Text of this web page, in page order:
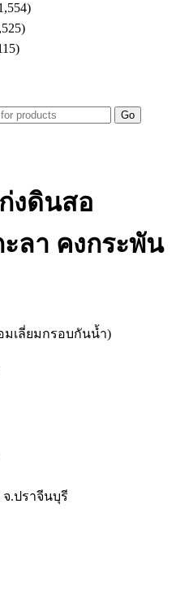
Go
งดินสอ
ลา คงกระพัน
มเลี่ยมกรอบกันน้ำ)
.ปราจีนบุรี